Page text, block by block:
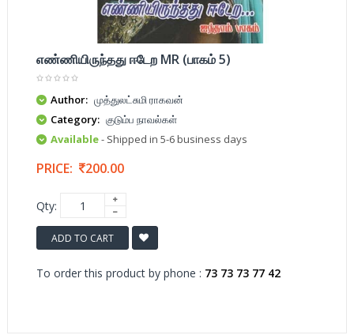
எண்ணியிருந்தது ஈடேற MR (பாகம் 5)
Author: முத்துலட்சுமி ராகவன்
Category: குடும்ப நாவல்கள்
Available- Shipped in 5-6 business days
PRICE: 200.00
Qty:
ADD TO CART
To order this product by phone : 73 73 73 77 42